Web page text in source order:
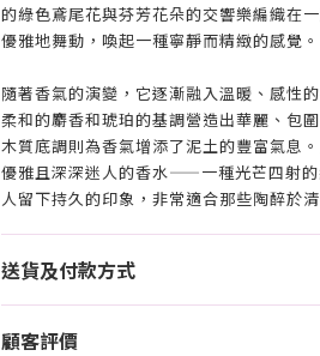
的綠色鳶尾花與芬芳花朵的交響樂編織在
優雅地舞動，喚起一種寧靜而精緻的感覺。
隨著香氣的演變，它逐漸融入溫暖、感性
柔和的麝香和琥珀的基調營造出華麗、包
木質底調則為香氣增添了泥土的豐富氣息
優雅且深深迷人的香水——一種光芒四射
人留下持久的印象，非常適合那些陶醉於清
送貨及付款方式
顧客評價